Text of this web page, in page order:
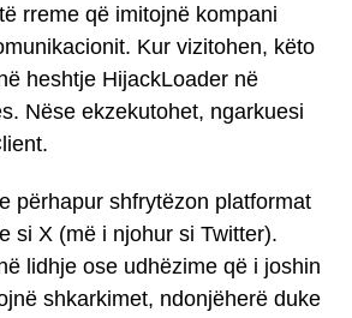
rreme që imitojnë kompani
Kur vizitohen, këto
heshtje HijackLoader në
Nëse ekzekutohet, ngarkuesi
përhapur shfrytëzon platformat
si X (më i njohur si Twitter).
lidhje ose udhëzime që i joshin
shkarkimet, ndonjëherë duke